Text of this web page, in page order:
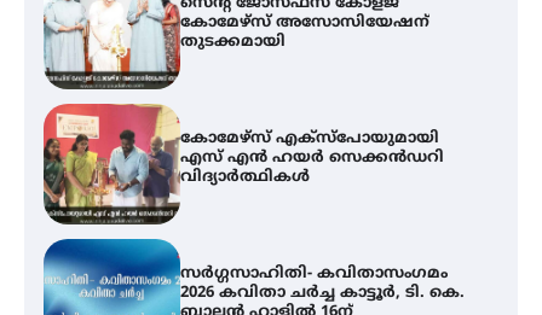
കോമേഴ്സ് എക്സ്പോയുമായി
എസ് എൻ ഹയർ സെക്കൻഡറി
വിദ്യാർത്ഥികൾ
സർഗ്ഗസാഹിതി- കവിതാസംഗമം
2026 കവിതാ ചർച്ച കാട്ടൂർ, ടി. കെ.
ബാലൻ ഹാളിൽ 16ന്
ഇടത്തരം മഴയ്ക്കും കാറ്റിനും
സാധ്യത ഇരിങ്ങാലക്കുടയിൽ 4.4